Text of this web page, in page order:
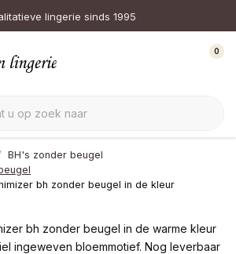
lingerie sinds 1995
0
BH's zonder beugel
bh zonder beugel in de kleur
bh zonder beugel in de warme kleur
ingeweven bloemmotief. Nog leverbaar